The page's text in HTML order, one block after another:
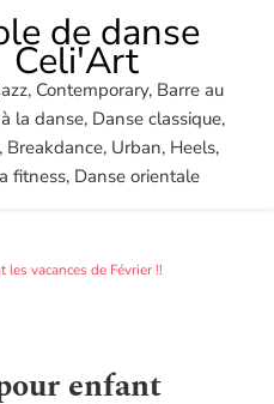
de danse
Celi'Art
Contemporary, Barre au
la danse, Danse classique,
Breakdance, Urban, Heels,
fitness, Danse orientale
vacances de Février !!
enfant